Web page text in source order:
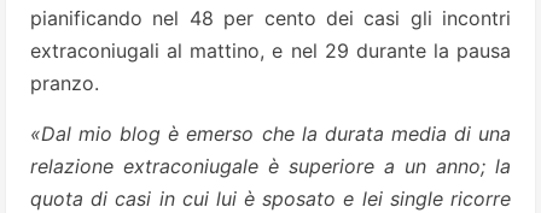
pianificando nel 48 per cento dei casi gli incontri
extraconiugali al mattino, e nel 29 durante la pausa
pranzo.
«Dal mio blog è emerso che la durata media di una
relazione extraconiugale è superiore a un anno; la
quota di casi in cui lui è sposato e lei single ricorre